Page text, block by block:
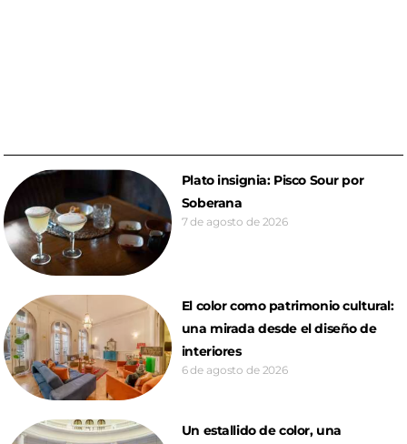
Plato insignia: Pisco Sour por
Soberana
7 de agosto de 2026
El color como patrimonio cultural:
una mirada desde el diseño de
interiores
6 de agosto de 2026
Un estallido de color, una